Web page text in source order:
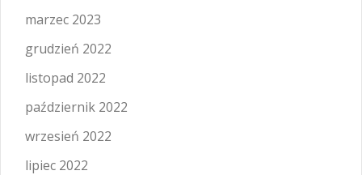
marzec 2023
grudzień 2022
listopad 2022
październik 2022
wrzesień 2022
lipiec 2022